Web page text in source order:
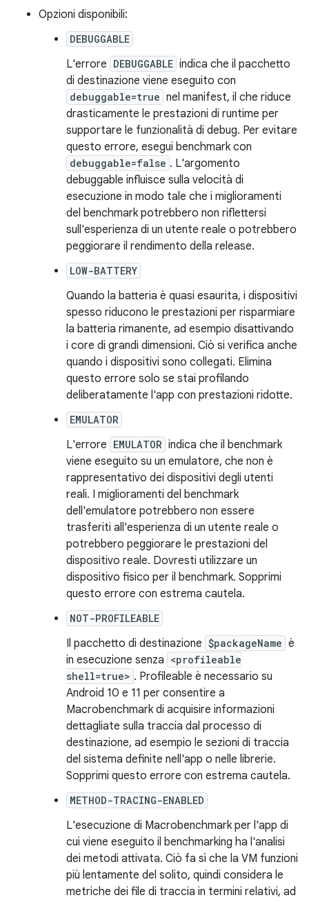
Opzioni disponibili:
DEBUGGABLE
L'errore DEBUGGABLE indica che il pacchetto
di destinazione viene eseguito con
debuggable=true nel manifest, il che riduce
drasticamente le prestazioni di runtime per
supportare le funzionalità di debug. Per evitare
questo errore, esegui benchmark con
debuggable=false . L'argomento
debuggable influisce sulla velocità di
esecuzione in modo tale che i miglioramenti
del benchmark potrebbero non riflettersi
sull'esperienza di un utente reale o potrebbero
peggiorare il rendimento della release.
LOW-BATTERY
Quando la batteria è quasi esaurita, i dispositivi
spesso riducono le prestazioni per risparmiare
la batteria rimanente, ad esempio disattivando
i core di grandi dimensioni. Ciò si verifica anche
quando i dispositivi sono collegati. Elimina
questo errore solo se stai profilando
deliberatamente l'app con prestazioni ridotte.
EMULATOR
L'errore EMULATOR indica che il benchmark
viene eseguito su un emulatore, che non è
rappresentativo dei dispositivi degli utenti
reali. I miglioramenti del benchmark
dell'emulatore potrebbero non essere
trasferiti all'esperienza di un utente reale o
potrebbero peggiorare le prestazioni del
dispositivo reale. Dovresti utilizzare un
dispositivo fisico per il benchmark. Sopprimi
questo errore con estrema cautela.
NOT-PROFILEABLE
Il pacchetto di destinazione $packageName è
in esecuzione senza <profileable
shell=true> . Profileable è necessario su
Android 10 e 11 per consentire a
Macrobenchmark di acquisire informazioni
dettagliate sulla traccia dal processo di
destinazione, ad esempio le sezioni di traccia
del sistema definite nell'app o nelle librerie.
Sopprimi questo errore con estrema cautela.
METHOD-TRACING-ENABLED
L'esecuzione di Macrobenchmark per l'app di
cui viene eseguito il benchmarking ha l'analisi
dei metodi attivata. Ciò fa sì che la VM funzioni
più lentamente del solito, quindi considera le
metriche dei file di traccia in termini relativi, ad